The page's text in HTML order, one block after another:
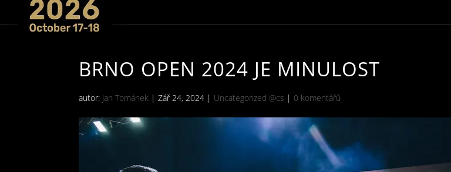
BRNO OPEN 2024 JE MINULOST
autor: Jan Tománek |Zář 24, 2024 | Uncategorized @cs | 0 komentářů